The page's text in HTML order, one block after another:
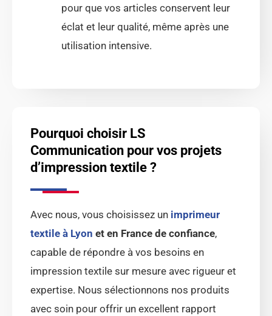
pour que vos articles conservent leur
éclat et leur qualité, même après une
utilisation intensive.
Pourquoi choisir LS
Communication pour vos projets
d’impression textile ?
Avec nous, vous choisissez un imprimeur
textile à Lyon et en France de confiance,
capable de répondre à vos besoins en
impression textile sur mesure avec rigueur et
expertise. Nous sélectionnons nos produits
avec soin pour offrir un excellent rapport